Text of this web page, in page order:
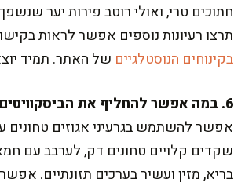
חתוכים טרי, ואולי רוטב פירות יער
תרצו רעיונות נוספים אפשר לראות
בקינוחים הנוסטלגיים של האתר. תמיד
6. במה אפשר להחליף את הביסקוויטים לתחתית?
אפשר להשתמש בגרעיני אגוזים
שקדים קלויים טחונים דק, לערבב עם
בריא, מזין ועשיר בערכים תזונתיים.